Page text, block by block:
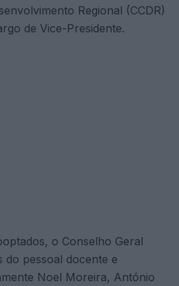
Regional (CCDR)
de Vice-Presidente.
o Conselho Geral
do pessoal docente e
Noel Moreira, António